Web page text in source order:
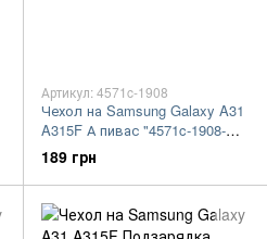
Артикул: 4571c-1908
Чехол на Samsung Galaxy A31
A315F А пивас "4571c-1908-
7105"
189 грн